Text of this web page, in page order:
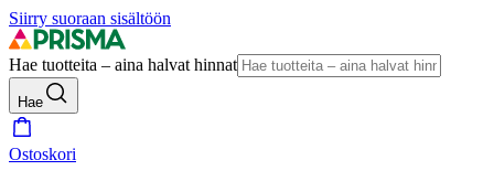
Siirry suoraan sisältöön
Hae tuotteita – aina halvat hinnat
Hae
Ostoskori